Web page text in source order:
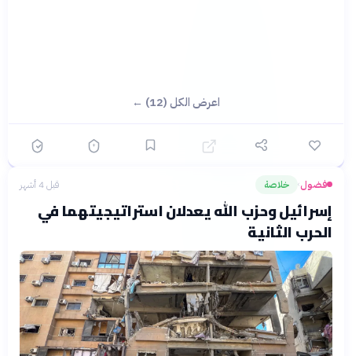
اعرض الكل (12) ←
فضول› خلاصة قبل 4 أشهر
إسرائيل وحزب الله يعدلان استراتيجيتهما في
الحرب الثانية